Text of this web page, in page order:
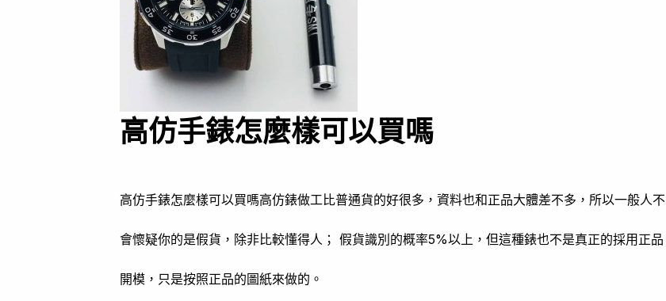
高仿手錶怎麼樣可以買嗎
高仿手錶怎麼樣可以買嗎高仿錶做工比普通貨的好很多，資料也和正品大體差不多，所以一般人不
會懷疑你的是假貨，除非比較懂得人； 假貨識別的概率5%以上，但這種錶也不是真正的採用正品
開模，只是按照正品的圖紙來做的。